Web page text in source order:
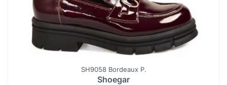
SH9058 Bordeaux P.
Shoegar